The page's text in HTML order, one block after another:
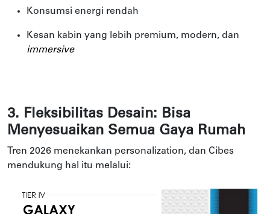
Konsumsi energi rendah
Kesan kabin yang lebih premium, modern, dan
immersive
3. Fleksibilitas Desain: Bisa
Menyesuaikan Semua Gaya Rumah
Tren 2026 menekankan personalization, dan Cibes
mendukung hal itu melalui: